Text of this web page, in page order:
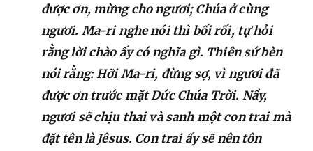
được ơn, mừng cho ngươi; Chúa ở cùng
ngươi. Ma-ri nghe nói thì bối rối, tự hỏi
rằng lời chào ấy có nghĩa gì. Thiên sứ bèn
nói rằng: Hỡi Ma-ri, đừng sợ, vì ngươi đã
được ơn trước mặt Đức Chúa Trời. Nầy,
ngươi sẽ chịu thai và sanh một con trai mà
đặt tên là Jêsus. Con trai ấy sẽ nên tôn